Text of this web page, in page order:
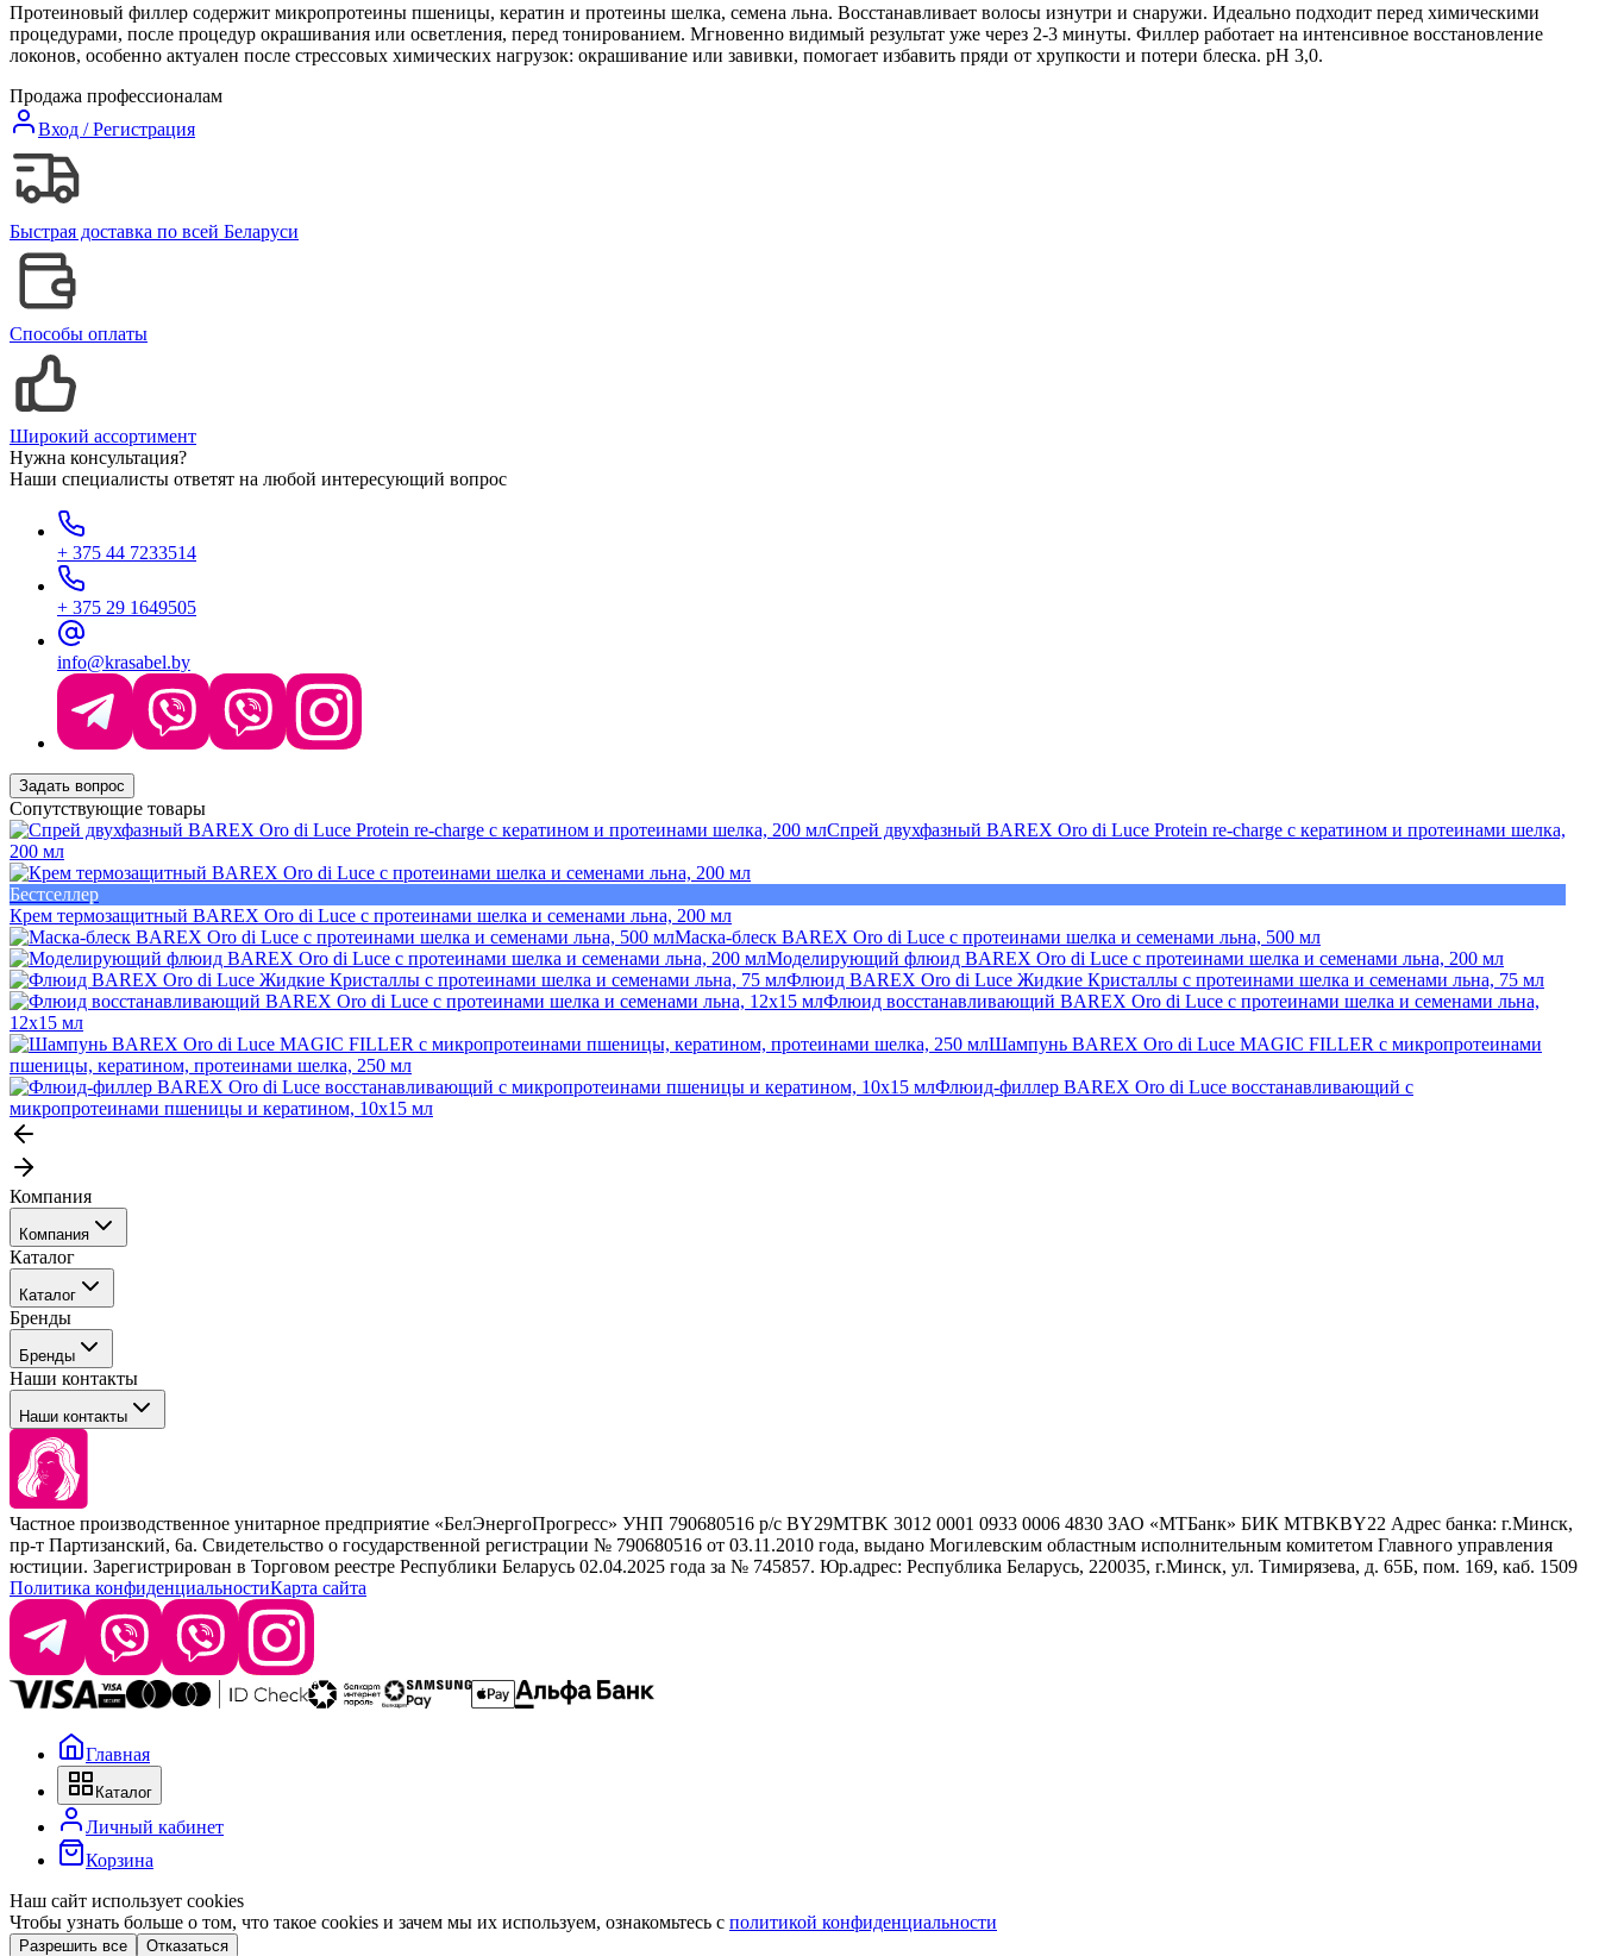
Протеиновый филлер содержит микропротеины пшеницы, кератин и протеины шелка, семена льна. Восстанавливает волосы изнутри и снаружи. Идеально подходит перед химическими
процедурами, после процедур окрашивания или осветления, перед тонированием. Мгновенно видимый результат уже через 2-3 минуты. Филлер работает на интенсивное восстановление
локонов, особенно актуален после стрессовых химических нагрузок: окрашивание или завивки, помогает избавить пряди от хрупкости и потери блеска. рН 3,0.
Продажа профессионалам
Вход / Регистрация
Быстрая доставка по всей Беларуси
Способы оплаты
Широкий ассортимент
Нужна консультация?
Наши специалисты ответят на любой интересующий вопрос
+ 375 44 7233514
+ 375 29 1649505
info@krasabel.by
Задать вопрос
Сопутствующие товары
Спрей двухфазный BAREX Oro di Luce Protein re-charge с кератином и протеинами шелка,
200 мл
Бестселлер
Крем термозащитный BAREX Oro di Luce с протеинами шелка и семенами льна, 200 мл
Маска-блеск BAREX Oro di Luce с протеинами шелка и семенами льна, 500 мл
Моделирующий флюид BAREX Oro di Luce с протеинами шелка и семенами льна, 200 мл
Флюид BAREX Oro di Luce Жидкие Кристаллы с протеинами шелка и семенами льна, 75 мл
Флюид восстанавливающий BAREX Oro di Luce с протеинами шелка и семенами льна,
12х15 мл
Шампунь BAREX Oro di Luce MAGIC FILLER с микропротеинами
пшеницы, кератином, протеинами шелка, 250 мл
Флюид-филлер BAREX Oro di Luce восстанавливающий с
микропротеинами пшеницы и кератином, 10х15 мл
Компания
Компания
События
Покупателю
Каталог
Каталог
Профессиональные средства для окрашивания волос
Сервисные средства
Уход
Стайлинг
Брови и ресницы
Барберинг
Наборы
Расходные материалы
Бренды
Бренды
Tefia
Concept
Kezy
Barex
Sim Sensitive
Kebren
Selective Professional
White Line
Наши контакты
Наши контакты
+ 375 44 7233514
+ 375 29 1649505
info@krasabel.by
Офис: г. Минск, ул. Тимирязева 65Б, офис 1509
Склад: г. Минск, ул. Домбровская, 15
Время работы: пн–чт 9:00–17:30, пт 9:00–17:00
Частное производственное унитарное предприятие «БелЭнергоПрогресс» УНП 790680516 р/с BY29MTBK 3012 0001 0933 0006 4830 ЗАО «МТБанк» БИК MTBKBY22 Адрес банка: г.Минск,
пр-т Партизанский, 6а. Свидетельство о государственной регистрации № 790680516 от 03.11.2010 года, выдано Могилевским областным исполнительным комитетом Главного управления
юстиции. Зарегистрирован в Торговом реестре Республики Беларусь 02.04.2025 года за № 745857. Юр.адрес: Республика Беларусь, 220035, г.Минск, ул. Тимирязева, д. 65Б, пом. 169, каб. 1509
Политика конфиденциальностиКарта сайта
Главная
Каталог
Личный кабинет
Корзина
Наш сайт использует cookies
Чтобы узнать больше о том, что такое cookies и зачем мы их используем, ознакомьтесь с политикой конфиденциальности
Разрешить все Отказаться